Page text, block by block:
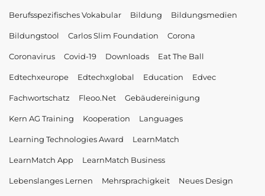
Berufsspezifisches Vokabular Bildung Bildungsmedien
Bildungstool Carlos Slim Foundation Corona
Coronavirus Covid-19 Downloads Eat The Ball
Edtechxeurope Edtechxglobal Education Edvec
Fachwortschatz Fleoo.net Gebäudereinigung
Kern AG Training Kooperation Languages
Learning Technologies Award LearnMatch
LearnMatch App LearnMatch Business
Lebenslanges Lernen Mehrsprachigkeit Neues Design